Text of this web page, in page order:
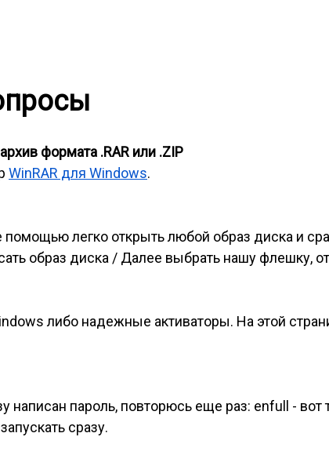
формата .RAR или .ZIP
WinRAR для Windows.
помощью легко открыть любой образ диска и
образ диска / Далее выбрать нашу флешку,
либо надежные активаторы. На этой
пароль, повторюсь еще раз: enfull - вот
сразу.